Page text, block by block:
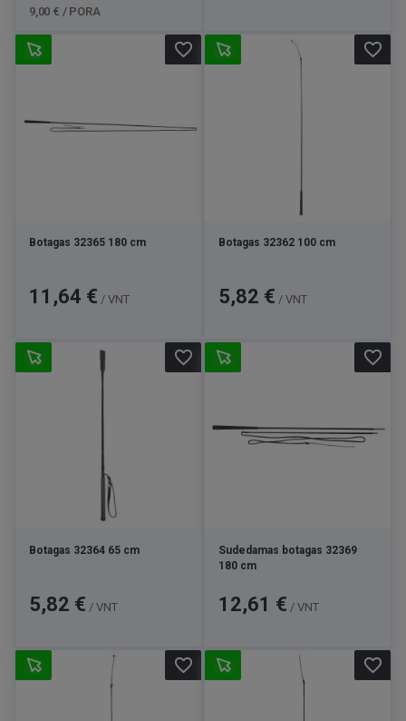
9,00 € / PORA
Botagas 32365 180 cm
Kaina
11,64 € / VNT
favorite_border
Botagas 32362 100 cm
Kaina
5,82 € / VNT
favorite_border
Botagas 32364 65 cm
Kaina
5,82 € / VNT
favorite_border
Sudedamas botagas 32369
180 cm
Kaina
12,61 € / VNT
favorite_border
favorite_border favorite_border